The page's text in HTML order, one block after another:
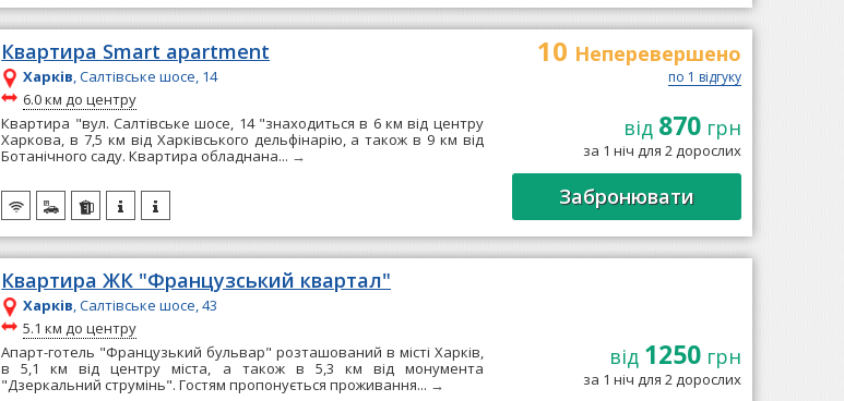
Квартира Smart apartment
Харків, Салтівське шосе, 14
~
6.0 км до центру
Квартира "вул. Салтівське шосе, 14 "знаходиться в 6 км від центру
Харкова, в 7,5 км від Харківського дельфінарію, а також в 9 км від
Ботанічного саду. Квартира обладнана... →
10 Неперевершено
по 1 відгуку
від 870грн
за 1 ніч для 2 дорослих
Забронювати
Квартира ЖК "Французський квартал"
Харків, Салтівське шосе, 43
~
5.1 км до центру
Апарт-готель "Французький бульвар" розташований в місті Харків,
в 5,1 км від центру міста, а також в 5,3 км від монумента
"Дзеркальний струмінь". Гостям пропонується проживання... →
від 1250грн
за 1 ніч для 2 дорослих